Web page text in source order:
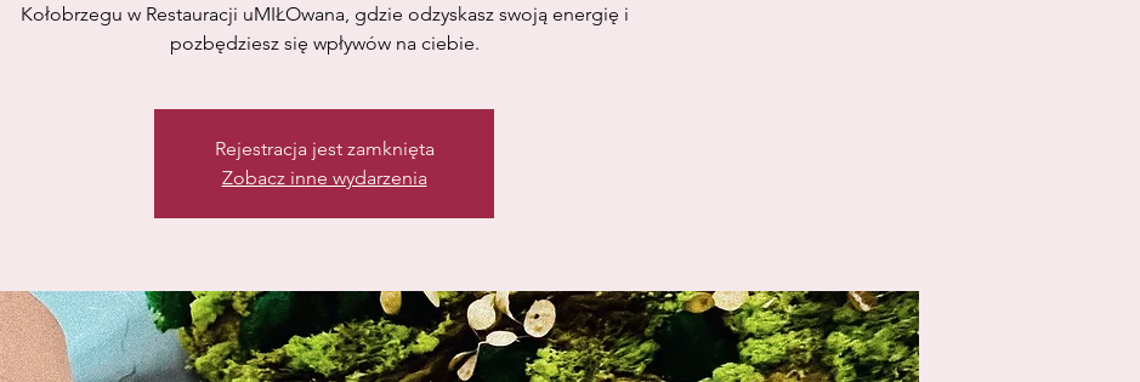
Kołobrzegu w Restauracji uMIŁOwana, gdzie odzyskasz swoją energię i
pozbędziesz się wpływów na ciebie.
Rejestracja jest zamknięta
Zobacz inne wydarzenia